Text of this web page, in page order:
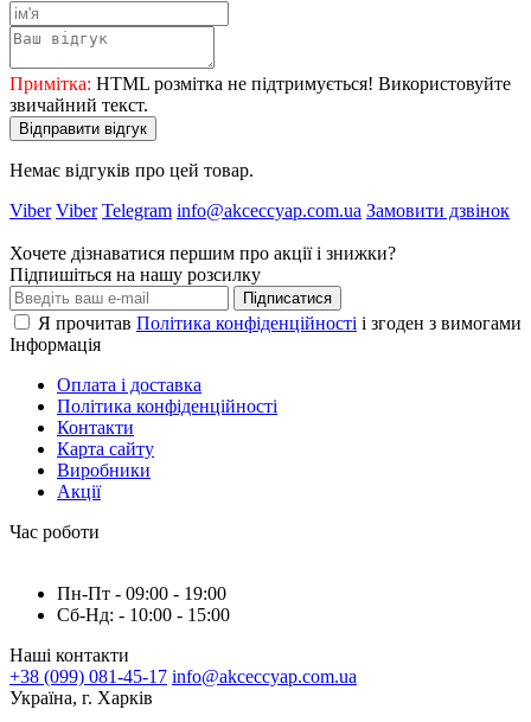
Примітка: HTML розмітка не підтримується! Використовуйте
звичайний текст.
Відправити відгук
Немає відгуків про цей товар.
Viber Viber Telegram info@akceccyap.com.ua Замовити дзвінок
Хочете дізнаватися першим про акції і знижки?
Підпишіться на нашу розсилку
Підписатися
Я прочитав Політика конфіденційності і згоден з вимогами
Інформація
Оплата і доставка
Політика конфіденційності
Контакти
Карта сайту
Виробники
Акції
Час роботи
Пн-Пт - 09:00 - 19:00
Сб-Нд: - 10:00 - 15:00
Наші контакти
+38 (099) 081-45-17 info@akceccyap.com.ua
Україна, г. Харків